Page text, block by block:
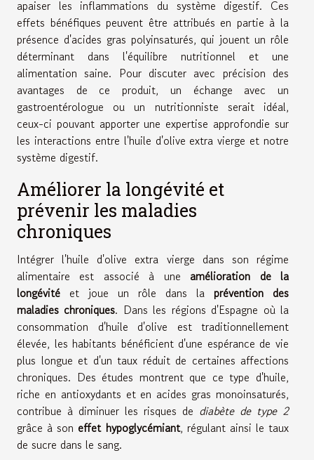
apaiser les inflammations du système digestif. Ces
effets bénéfiques peuvent être attribués en partie à la
présence d'acides gras polyinsaturés, qui jouent un rôle
déterminant dans l'équilibre nutritionnel et une
alimentation saine. Pour discuter avec précision des
avantages de ce produit, un échange avec un
gastroentérologue ou un nutritionniste serait idéal,
ceux-ci pouvant apporter une expertise approfondie sur
les interactions entre l'huile d'olive extra vierge et notre
système digestif.
Améliorer la longévité et
prévenir les maladies
chroniques
Intégrer l'huile d'olive extra vierge dans son régime
alimentaire est associé à une amélioration de la
longévité et joue un rôle dans la prévention des
maladies chroniques. Dans les régions d'Espagne où la
consommation d'huile d'olive est traditionnellement
élevée, les habitants bénéficient d'une espérance de vie
plus longue et d'un taux réduit de certaines affections
chroniques. Des études montrent que ce type d'huile,
riche en antioxydants et en acides gras monoinsaturés,
contribue à diminuer les risques de diabète de type 2
grâce à son effet hypoglycémiant, régulant ainsi le taux
de sucre dans le sang.